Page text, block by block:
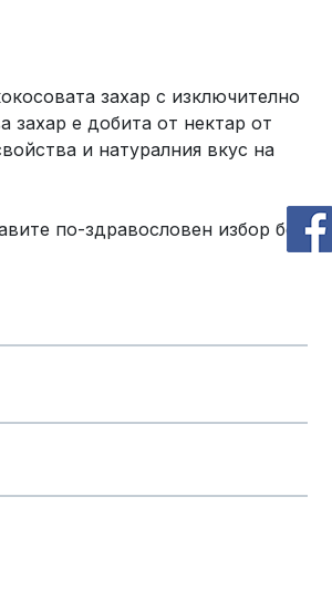
захар с изключително
захар е добита от нектар от
и натуралния вкус на
по-здравословен избор без